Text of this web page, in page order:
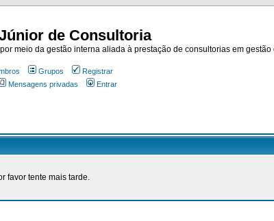
de Consultoria
meio da gestão interna aliada à prestação de consultorias em gestão
Grupos
Registrar
Mensagens privadas Entrar
favor tente mais tarde.